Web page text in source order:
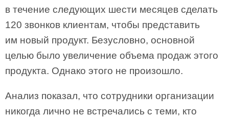
в течение следующих шести месяцев сделать
120 звонков клиентам, чтобы представить
им новый продукт. Безусловно, основной
целью было увеличение объема продаж этого
продукта. Однако этого не произошло.
Анализ показал, что сотрудники организации
никогда лично не встречались с теми, кто